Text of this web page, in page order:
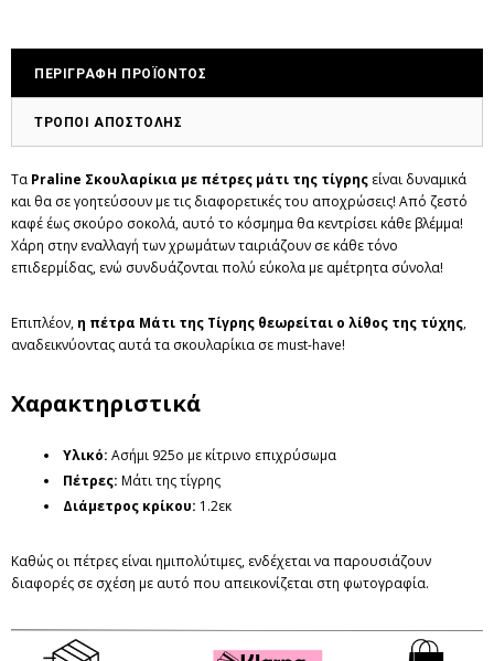
ΠΕΡΙΓΡΑΦΗ ΠΡΟΪΟΝΤΟΣ
ΤΡΟΠΟΙ ΑΠΟΣΤΟΛΗΣ
Τα Praline Σκουλαρίκια με πέτρες μάτι της τίγρης είναι δυναμικά
και θα σε γοητεύσουν με τις διαφορετικές του αποχρώσεις! Από ζεστό
καφέ έως σκούρο σοκολά, αυτό το κόσμημα θα κεντρίσει κάθε βλέμμα!
Χάρη στην εναλλαγή των χρωμάτων ταιριάζουν σε κάθε τόνο
επιδερμίδας, ενώ συνδυάζονται πολύ εύκολα με αμέτρητα σύνολα!
Επιπλέον, η πέτρα Μάτι της Τίγρης θεωρείται ο λίθος της τύχης,
αναδεικνύοντας αυτά τα σκουλαρίκια σε must-have!
Χαρακτηριστικά
Υλικό: Ασήμι 925ο με κίτρινο επιχρύσωμα
Πέτρες: Μάτι της τίγρης
Διάμετρος κρίκου: 1.2εκ
Καθώς οι πέτρες είναι ημιπολύτιμες, ενδέχεται να παρουσιάζουν
διαφορές σε σχέση με αυτό που απεικονίζεται στη φωτογραφία.